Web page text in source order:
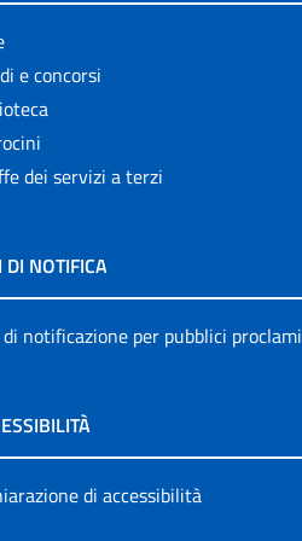
e concorsi
dei servizi a terzi
DI NOTIFICA
notificazione per pubblici proclami
di accessibilità